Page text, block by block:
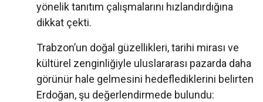
yönelik tanıtım çalışmalarını hızlandırdığına
dikkat çekti.
Trabzon’un doğal güzellikleri, tarihi mirası ve
kültürel zenginliğiyle uluslararası pazarda daha
görünür hale gelmesini hedeflediklerini belirten
Erdoğan, şu değerlendirmede bulundu: